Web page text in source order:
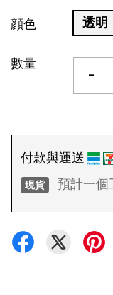
顔色 透明
數量
-
付款與運送
現貨 預計一個
•超商 / 宅配貨